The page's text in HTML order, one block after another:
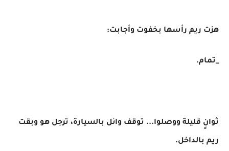
هزت ريم رأسها بخفوت وأجابت:
_تمام.
ثوانٍ قليلة ووصلوا... توقف وائل بالسيارة، ترجل هو وبقت
ريم بالداخل.